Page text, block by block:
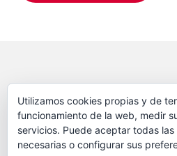
Política de Privacidad
Utilizamos cookies propias y de
funcionamiento de la web, medir
servicios. Puede aceptar todas
necesarias o configurar sus